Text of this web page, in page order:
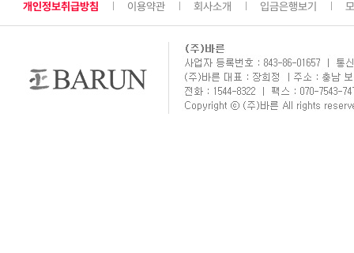
개인정보취급방침 이용약관 회사소개 입금은행보기